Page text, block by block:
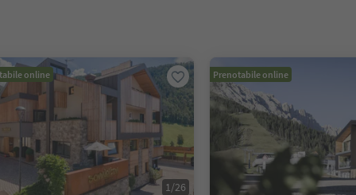
online
1/26
Prenotabile online